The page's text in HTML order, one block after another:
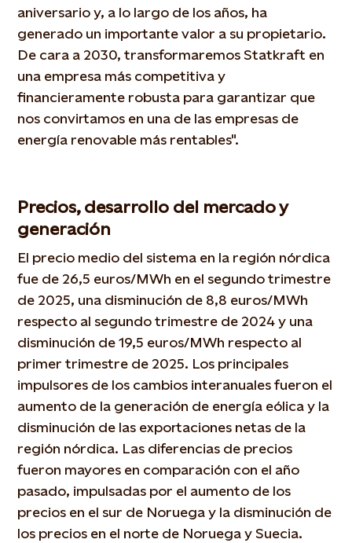
aniversario y, a lo largo de los años, ha
generado un importante valor a su propietario.
De cara a 2030, transformaremos Statkraft en
una empresa más competitiva y
financieramente robusta para garantizar que
nos convirtamos en una de las empresas de
energía renovable más rentables".
Precios, desarrollo del mercado y
generación
El precio medio del sistema en la región nórdica
fue de 26,5 euros/MWh en el segundo trimestre
de 2025, una disminución de 8,8 euros/MWh
respecto al segundo trimestre de 2024 y una
disminución de 19,5 euros/MWh respecto al
primer trimestre de 2025. Los principales
impulsores de los cambios interanuales fueron el
aumento de la generación de energía eólica y la
disminución de las exportaciones netas de la
región nórdica. Las diferencias de precios
fueron mayores en comparación con el año
pasado, impulsadas por el aumento de los
precios en el sur de Noruega y la disminución de
los precios en el norte de Noruega y Suecia.